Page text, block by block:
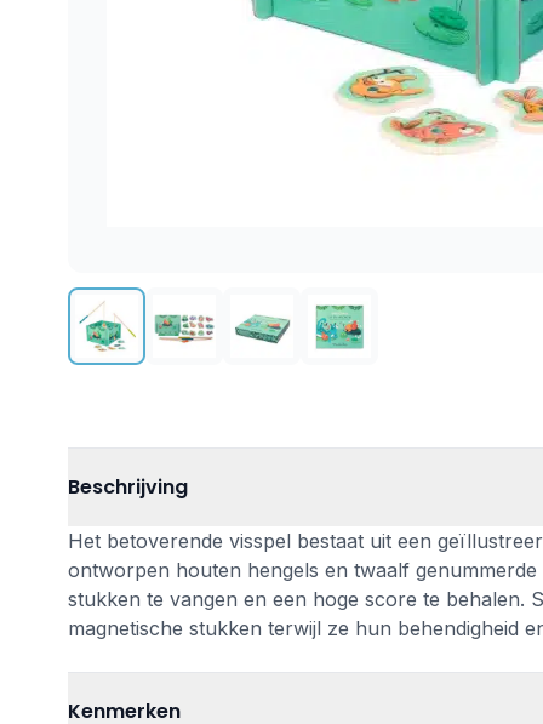
Beschrijving
Het betoverende visspel bestaat uit een
ontworpen houten hengels en twaalf
stukken te vangen en een hoge score te behalen.
magnetische stukken terwijl ze hun behendigheid
Kenmerken